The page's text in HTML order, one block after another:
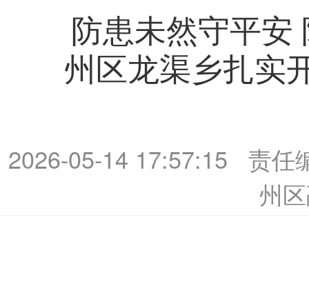
防患未然守平
州区龙渠乡扎实
2026-05-14 17:57:15
责任
州